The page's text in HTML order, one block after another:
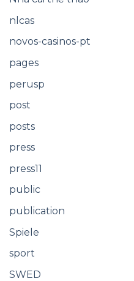
nlcas
novos-casinos-pt
pages
perusp
post
posts
press
press11
public
publication
Spiele
sport
SWED